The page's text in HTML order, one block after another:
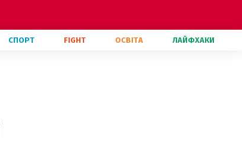
СПОРТ FIGHT ОСВІТА ЛАЙФХАКИ